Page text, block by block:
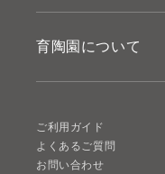
育陶園について
ご利用ガイド
よくあるご質問
お問い合わせ